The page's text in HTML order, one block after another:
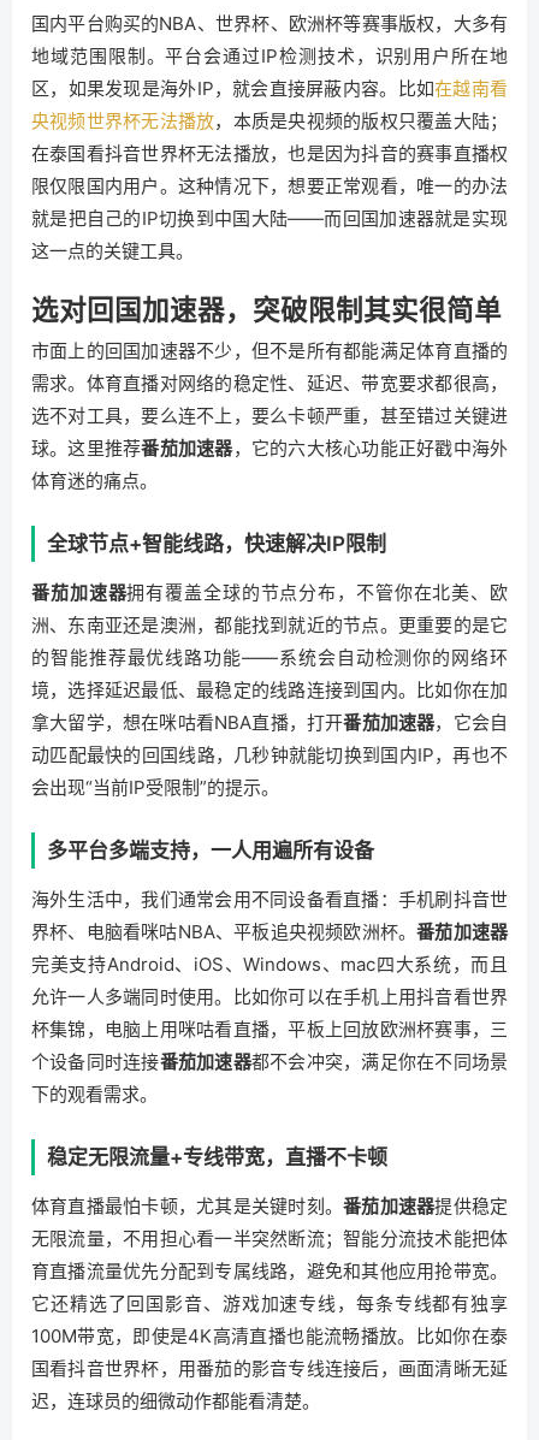
国内平台购买的NBA、世界杯、欧洲杯等赛事版权，大多有
地域范围限制。平台会通过IP检测技术，识别用户所在地
区，如果发现是海外IP，就会直接屏蔽内容。比如在越南看
央视频世界杯无法播放，本质是央视频的版权只覆盖大陆；
在泰国看抖音世界杯无法播放，也是因为抖音的赛事直播权
限仅限国内用户。这种情况下，想要正常观看，唯一的办法
就是把自己的IP切换到中国大陆——而回国加速器就是实现
这一点的关键工具。
选对回国加速器，突破限制其实很简单
市面上的回国加速器不少，但不是所有都能满足体育直播的
需求。体育直播对网络的稳定性、延迟、带宽要求都很高，
选不对工具，要么连不上，要么卡顿严重，甚至错过关键进
球。这里推荐番茄加速器，它的六大核心功能正好戳中海外
体育迷的痛点。
全球节点+智能线路，快速解决IP限制
番茄加速器拥有覆盖全球的节点分布，不管你在北美、欧
洲、东南亚还是澳洲，都能找到就近的节点。更重要的是它
的智能推荐最优线路功能——系统会自动检测你的网络环
境，选择延迟最低、最稳定的线路连接到国内。比如你在加
拿大留学，想在咪咕看NBA直播，打开番茄加速器，它会自
动匹配最快的回国线路，几秒钟就能切换到国内IP，再也不
会出现“当前IP受限制”的提示。
多平台多端支持，一人用遍所有设备
海外生活中，我们通常会用不同设备看直播：手机刷抖音世
界杯、电脑看咪咕NBA、平板追央视频欧洲杯。番茄加速器
完美支持Android、iOS、Windows、mac四大系统，而且
允许一人多端同时使用。比如你可以在手机上用抖音看世界
杯集锦，电脑上用咪咕看直播，平板上回放欧洲杯赛事，三
个设备同时连接番茄加速器都不会冲突，满足你在不同场景
下的观看需求。
稳定无限流量+专线带宽，直播不卡顿
体育直播最怕卡顿，尤其是关键时刻。番茄加速器提供稳定
无限流量，不用担心看一半突然断流；智能分流技术能把体
育直播流量优先分配到专属线路，避免和其他应用抢带宽。
它还精选了回国影音、游戏加速专线，每条专线都有独享
100M带宽，即使是4K高清直播也能流畅播放。比如你在泰
国看抖音世界杯，用番茄的影音专线连接后，画面清晰无延
迟，连球员的细微动作都能看清楚。